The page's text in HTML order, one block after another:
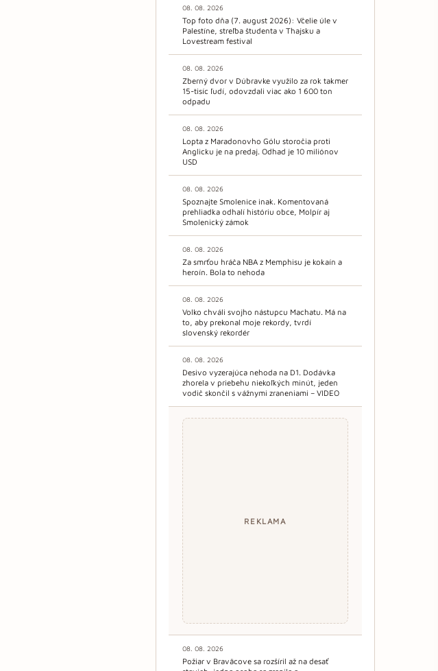
08. 08. 2026
Top foto dňa (7. august 2026): Včelie úle v
Palestíne, streľba študenta v Thajsku a
Lovestream festival
08. 08. 2026
Zberný dvor v Dúbravke využilo za rok takmer
15-tisíc ľudí, odovzdali viac ako 1 600 ton
odpadu
08. 08. 2026
Lopta z Maradonovho Gólu storočia proti
Anglicku je na predaj. Odhad je 10 miliónov
USD
08. 08. 2026
Spoznajte Smolenice inak. Komentovaná
prehliadka odhalí históriu obce, Molpír aj
Smolenický zámok
08. 08. 2026
Za smrťou hráča NBA z Memphisu je kokaín a
heroín. Bola to nehoda
08. 08. 2026
Volko chváli svojho nástupcu Machatu. Má na
to, aby prekonal moje rekordy, tvrdí
slovenský rekordér
08. 08. 2026
Desivo vyzerajúca nehoda na D1. Dodávka
zhorela v priebehu niekoľkých minút, jeden
vodič skončil s vážnymi zraneniami – VIDEO
REKLAMA
08. 08. 2026
Požiar v Braväcove sa rozšíril až na desať